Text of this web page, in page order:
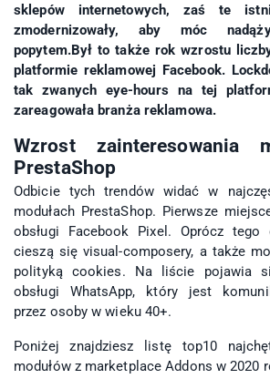
sklepów internetowych, zaś te
zmodernizowały, aby móc
popytem.Był to także rok wzrostu
platformie reklamowej Facebook.
tak zwanych eye-hours na tej
zareagowała branża reklamowa.
Wzrost zainteresowania
PrestaShop
Odbicie tych trendów widać w
modułach PrestaShop. Pierwsze
obsługi Facebook Pixel. Oprócz tego
cieszą się visual-composery, a także
polityką cookies. Na liście pojawia
obsługi WhatsApp, który jest
przez osoby w wieku 40+.
Poniżej znajdziesz listę top10
modułów z marketplace Addons w 2020